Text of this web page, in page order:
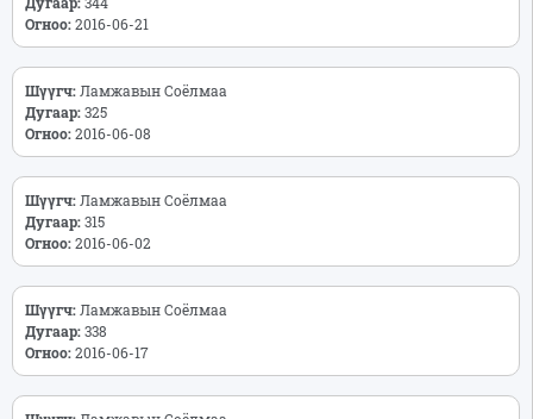
Огноо:2016-06-21
Шүүгч: Ламжавын Соёлмаа
Дугаар:325
Огноо:2016-06-08
Шүүгч: Ламжавын Соёлмаа
Дугаар:315
Огноо:2016-06-02
Шүүгч: Ламжавын Соёлмаа
Дугаар:338
Огноо:2016-06-17